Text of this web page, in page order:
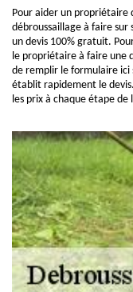
Pour aider un propriétaire
débroussaillage à faire
un devis 100% gratuit.
le propriétaire à faire une
de remplir le formulaire ici
établit rapidement le
les prix à chaque étape